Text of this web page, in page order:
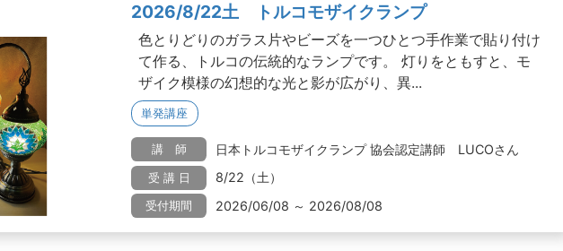
2026/8/22土 トルコモザイクランプ
色とりどりのガラス片やビーズを一つひとつ手作業で貼り付け
て作る、トルコの伝統的なランプです。 灯りをともすと、モ
ザイク模様の幻想的な光と影が広がり、異...
単発講座
講 師 日本トルコモザイクランプ 協会認定講師 LUCOさん
受 講 日 8/22（土）
受付期間 2026/06/08 ～ 2026/08/08